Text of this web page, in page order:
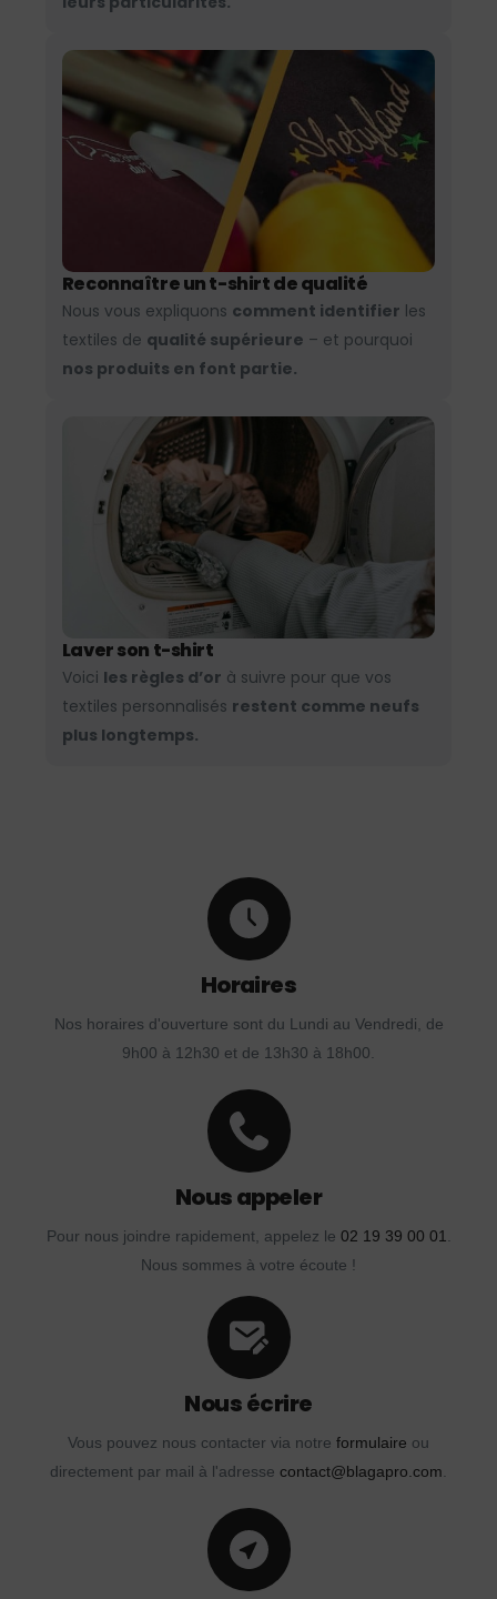
Reconnaître un t-shirt de qualité
Nous vous expliquons comment identifier les
textiles de qualité supérieure – et pourquoi
nos produits en font partie.
Laver son t-shirt
Voici les règles d’or à suivre pour que vos
textiles personnalisés restent comme neufs
plus longtemps.
Horaires
Nos horaires d'ouverture sont du Lundi au Vendredi, de
9h00 à 12h30 et de 13h30 à 18h00.
Nous appeler
Pour nous joindre rapidement, appelez le 02 19 39 00 01.
Nous sommes à votre écoute !
Nous écrire
Vous pouvez nous contacter via notre formulaire ou
directement par mail à l'adresse contact@blagapro.com.